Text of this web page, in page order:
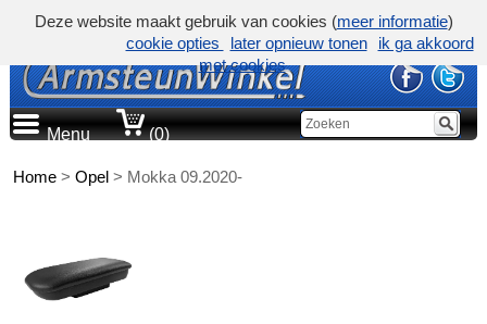
Menu (0)
Home >Opel > Mokka 09.2020-
Deze website maakt gebruik van cookies (meer informatie)
cookie opties
later opnieuw tonen
ik ga akkoord
met cookies